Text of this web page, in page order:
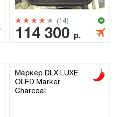
(14)
114 300 р.
Маркер DLX LUXE
OLED Marker
Charcoal